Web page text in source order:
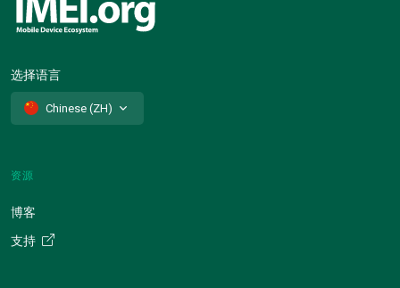
选择语言
Chinese (ZH)
资源
博客
支持